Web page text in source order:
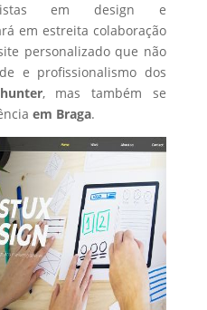
em design e
em estreita colaboração
personalizado que não
e profissionalismo dos
, mas também se
em Braga.